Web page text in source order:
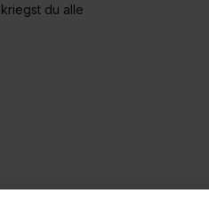
du alle